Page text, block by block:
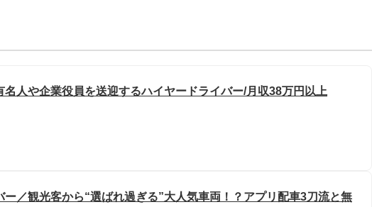
名人や企業役員を送迎するハイヤードライバー/月収38万円以上
ー／観光客から“選ばれ過ぎる”大人気車両！？アプリ配車3刀流と無